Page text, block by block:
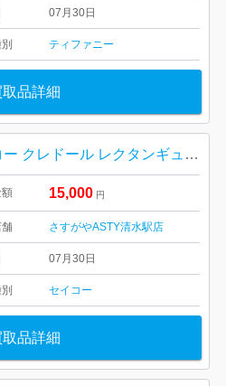
07月30日
ティファニー
取品詳細
セイコー クレドール レクタンギュラーK14ベゼル
15,000 円
さすがやASTY清水駅店
07月30日
セイコー
取品詳細